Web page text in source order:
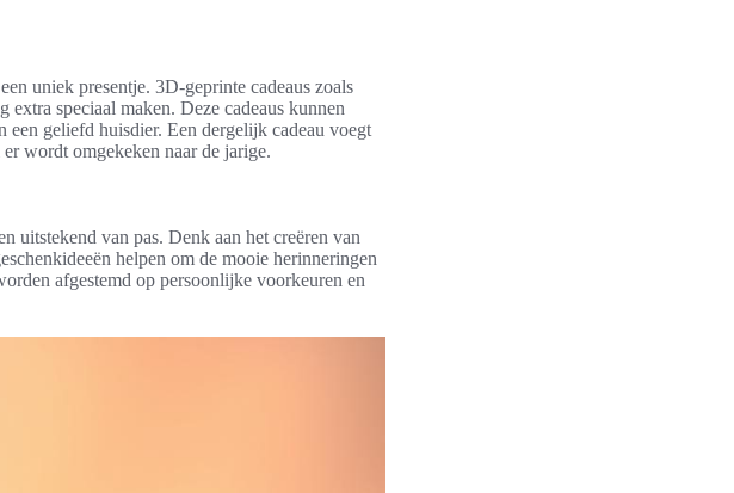
uniek presentje. 3D-geprinte cadeaus zoals
speciaal maken. Deze cadeaus kunnen
geliefd huisdier. Een dergelijk cadeau voegt
wordt omgekeken naar de jarige.
uitstekend van pas. Denk aan het creëren van
helpen om de mooie herinneringen
afgestemd op persoonlijke voorkeuren en